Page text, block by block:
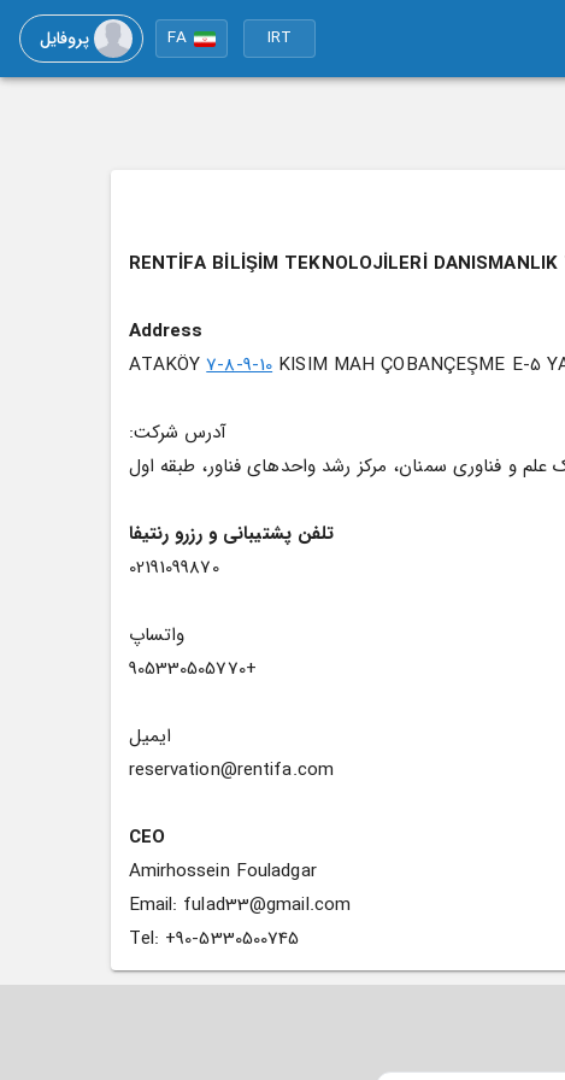
IRT
FA پروفایل
RENTİFA BİLİŞİM TEKNOLOJİLERİ
Address
ATAKÖY 7-8-9-10 KISIM MAH ÇOBANÇEŞME E-5
آدرس شرکت:
علم و فناوری سمنان، مرکز رشد واحدهای فناور، طبقه اول
﻿تلفن پشتیبانی و رزرو رنتیفا
02191099870
واتساپ
+905330505770
ایمیل
reservation@rentifa.com
CEO
Amirhossein Fouladgar
Email: fulad33@gmail.com
Tel: +90-5330500745